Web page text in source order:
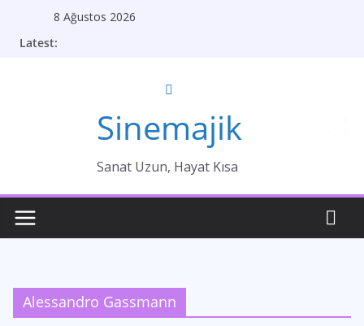
8 Ağustos 2026
Latest:
Sinemajik
Sanat Uzun, Hayat Kısa
Alessandro Gassmann